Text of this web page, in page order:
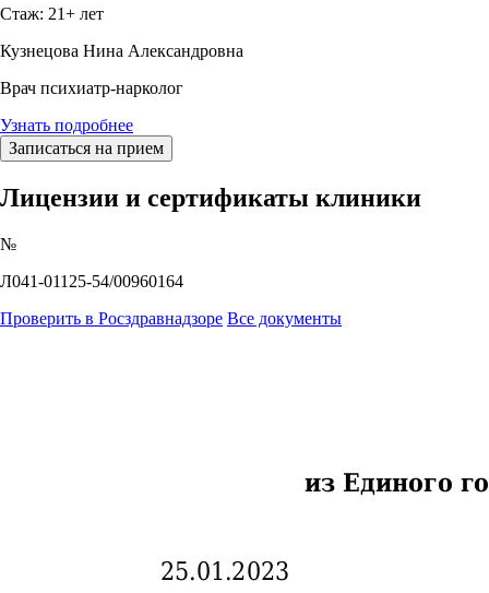
Стаж: 21+ лет
Кузнецова Нина Александровна
Врач психиатр-нарколог
Узнать подробнее
Записаться на прием
Лицензии и сертификаты клиники
№
Л041-01125-54/00960164
Проверить в Росздравнадзоре Все документы